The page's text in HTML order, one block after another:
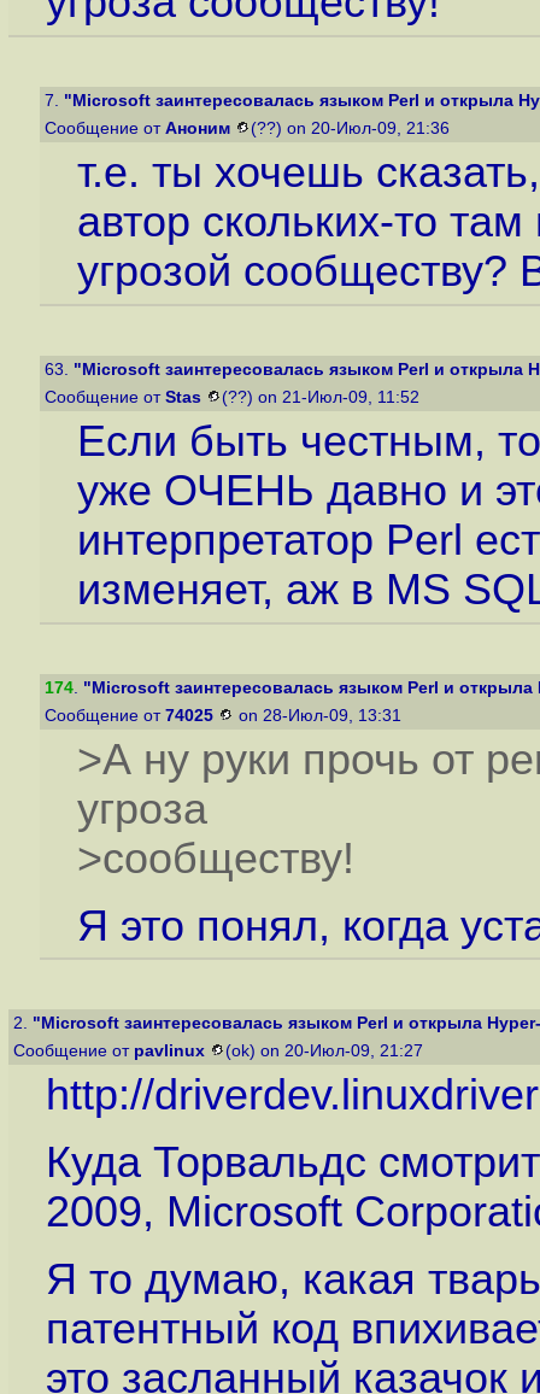
7. "Microsoft заинтересовалась языком Perl и открыла
Сообщение от Аноним (??) on 20-Июл-09, 21:36
т.е. ты хочешь
автор скольких-то
угрозой сообществу?
63. "Microsoft заинтересовалась языком Perl и открыла
Сообщение от Stas (??) on 21-Июл-09, 11:52
Если быть честным,
уже ОЧЕНЬ давно и
интерпретатор Perl
изменяет, аж в MS
174. "Microsoft заинтересовалась языком Perl и открыла
Сообщение от 74025 on 28-Июл-09, 13:31
>А ну руки прочь от
угроза
>сообществу!
Я это понял, когда
2. "Microsoft заинтересовалась языком Perl и открыла
Сообщение от pavlinux (ok) on 20-Июл-09, 21:27
http://
Куда Торвальдс
2009, Microsoft
Я то думаю, какая
патентный код
это засланный